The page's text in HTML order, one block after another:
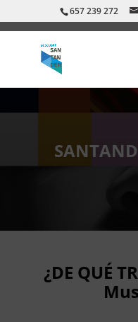
657 239 272
¿DE QUÉ